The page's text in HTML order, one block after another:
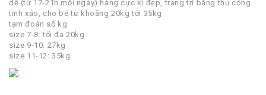
dễ (từ 17-21h mỗi ngày) hàng cực kì đẹp, trang trí bằng thủ công
tinh xảo, cho bé từ khoãng 20kg tới 35kg
tạm đoán số kg
size 7-8: tối đa 20kg
size 9-10: 27kg
size 11-12: 35kg